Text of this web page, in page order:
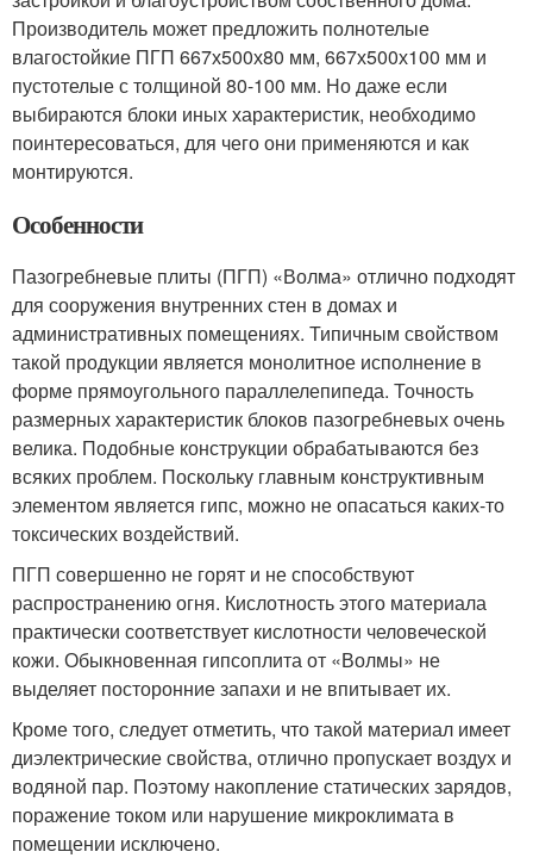
Производитель может предложить полнотелые
влагостойкие ПГП 667х500х80 мм, 667х500х100 мм и
пустотелые с толщиной 80-100 мм. Но даже если
выбираются блоки иных характеристик, необходимо
поинтересоваться, для чего они применяются и как
монтируются.
Особенности
Пазогребневые плиты (ПГП) «Волма» отлично подходят
для сооружения внутренних стен в домах и
административных помещениях. Типичным свойством
такой продукции является монолитное исполнение в
форме прямоугольного параллелепипеда. Точность
размерных характеристик блоков пазогребневых очень
велика. Подобные конструкции обрабатываются без
всяких проблем. Поскольку главным конструктивным
элементом является гипс, можно не опасаться каких-то
токсических воздействий.
ПГП совершенно не горят и не способствуют
распространению огня. Кислотность этого материала
практически соответствует кислотности человеческой
кожи. Обыкновенная гипсоплита от «Волмы» не
выделяет посторонние запахи и не впитывает их.
Кроме того, следует отметить, что такой материал имеет
диэлектрические свойства, отлично пропускает воздух и
водяной пар. Поэтому накопление статических зарядов,
поражение током или нарушение микроклимата в
помещении исключено.